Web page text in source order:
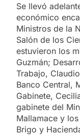
Se llevó
económico
Ministros de la
Salón de los
estuvieron los
Guzmán;
Trabajo,
Banco Central,
Gabinete,
gabinete del
Mallamace y
Brigo y